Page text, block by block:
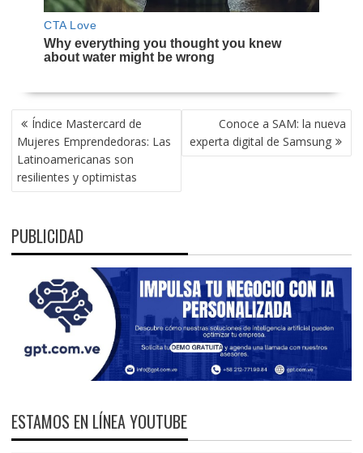
NAVEGACIÓN
DE
ENTRADAS
Índice Mastercard de
Mujeres Emprendedoras: Las
Latinoamericanas son
resilientes y optimistas
Conoce a SAM: la nueva
experta digital de Samsung
PUBLICIDAD
ESTAMOS EN LÍNEA YOUTUBE